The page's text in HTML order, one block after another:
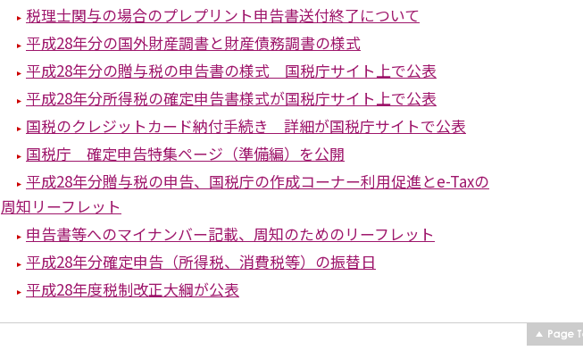
税理士関与の場合のプレプリント申告書送付終了について
平成28年分の国外財産調書と財産債務調書の様式
平成28年分の贈与税の申告書の様式 国税庁サイト上で公表
平成28年分所得税の確定申告書様式が国税庁サイト上で公表
国税のクレジットカード納付手続き 詳細が国税庁サイトで公表
国税庁 確定申告特集ページ（準備編）を公開
平成28年分贈与税の申告、国税庁の作成コーナー利用促進とe-Taxの
周知リーフレット
申告書等へのマイナンバー記載、周知のためのリーフレット
平成28年分確定申告（所得税、消費税等）の振替日
平成28年度税制改正大綱が公表